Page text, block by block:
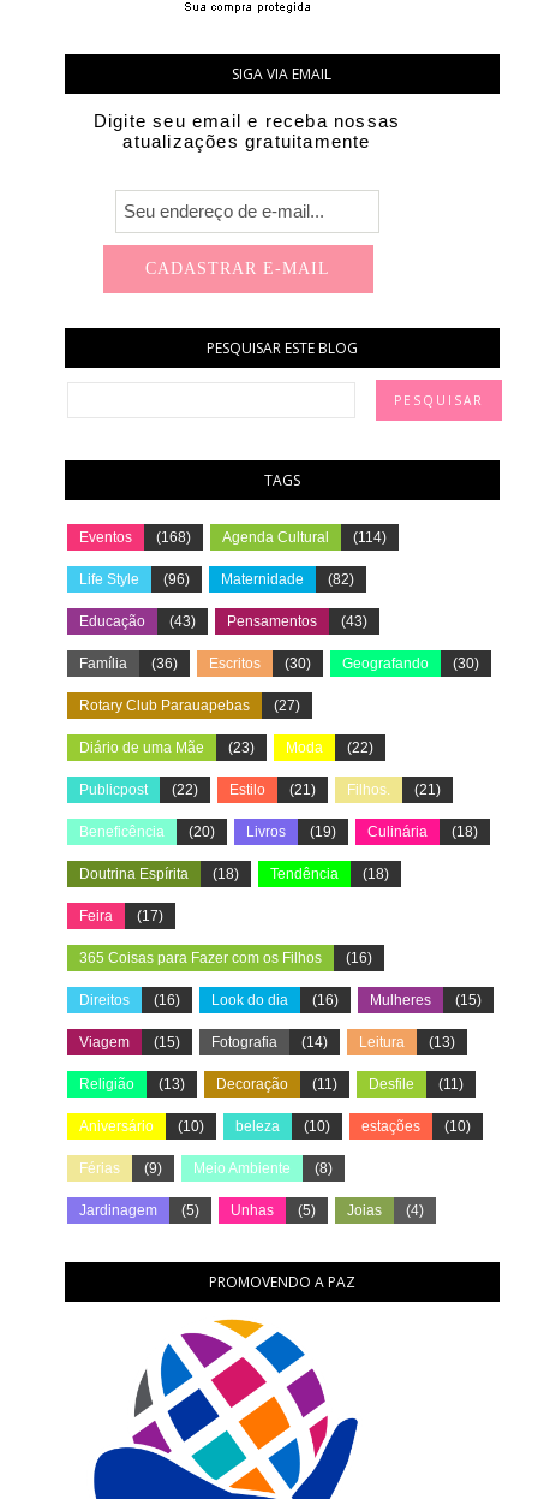
SIGA VIA EMAIL
Digite seu email e receba nossas
atualizações gratuitamente
PESQUISAR ESTE BLOG
TAGS
Eventos (168) Agenda Cultural (114)
Life Style (96) Maternidade (82)
Educação (43) Pensamentos (43)
Família (36) Escritos (30) Geografando (30)
Rotary Club Parauapebas (27)
Diário de uma Mãe (23) Moda (22)
Publicpost (22) Estilo (21) Filhos. (21)
Beneficência (20) Livros (19) Culinária (18)
Doutrina Espírita (18) Tendência (18)
Feira (17)
365 Coisas para Fazer com os Filhos (16)
Direitos (16) Look do dia (16) Mulheres (15)
Viagem (15) Fotografia (14) Leitura (13)
Religião (13) Decoração (11) Desfile (11)
Aniversário (10) beleza (10) estações (10)
Férias (9) Meio Ambiente (8)
Jardinagem (5) Unhas (5) Joias (4)
PROMOVENDO A PAZ